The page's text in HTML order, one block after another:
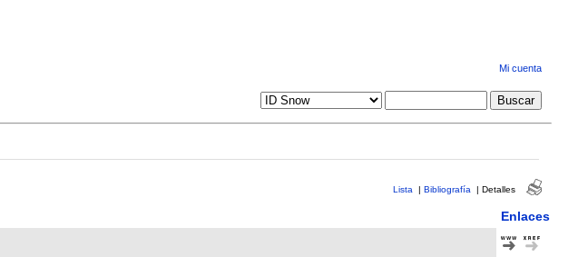
Mi cuenta
Lista | Bibliografía | Detalles
Enlaces